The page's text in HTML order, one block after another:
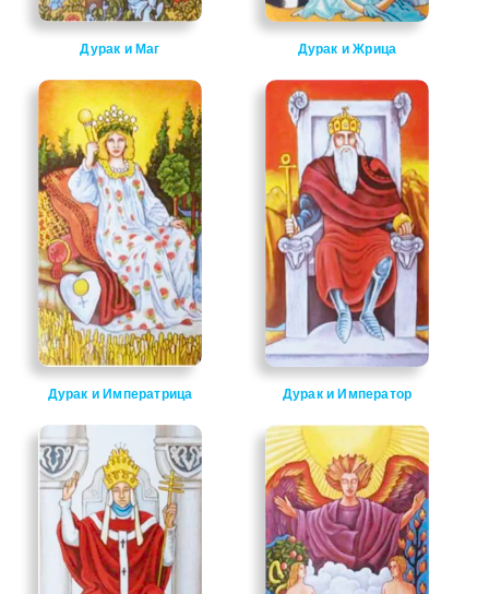
Дурак и Маг Дурак и Жрица
Дурак и Императрица Дурак и Император